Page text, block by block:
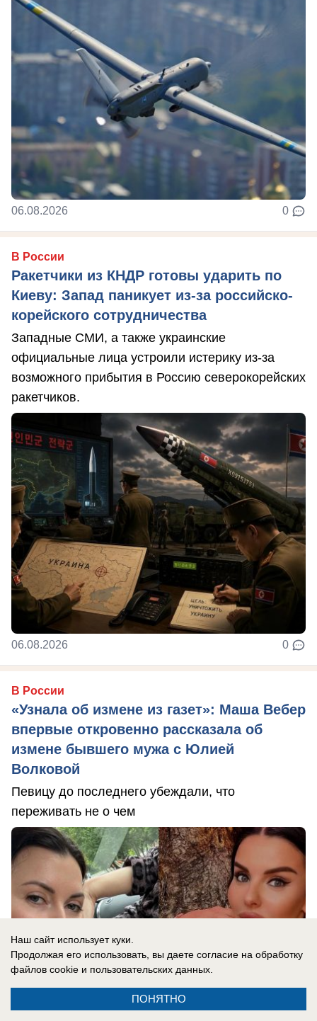
06.08.2026 0
В России
Ракетчики из КНДР готовы ударить по
Киеву: Запад паникует из-за российско-
корейского сотрудничества
Западные СМИ, а также украинские
официальные лица устроили истерику из-за
возможного прибытия в Россию северокорейских
ракетчиков.
06.08.2026 0
В России
«Узнала об измене из газет»: Маша Вебер
впервые откровенно рассказала об
измене бывшего мужа с Юлией
Волковой
Певицу до последнего убеждали, что
переживать не о чем
Наш сайт использует куки.
Продолжая его использовать, вы даете согласие на обработку
файлов cookie и пользовательских данных.
ПОНЯТНО